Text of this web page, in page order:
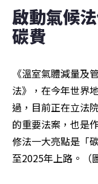
啟動氣候
碳費
《溫室氣體減量及
法》，在今年世界
過，目前正在立法
的重要法案，也是
修法一大亮點是「
至2025年上路。（